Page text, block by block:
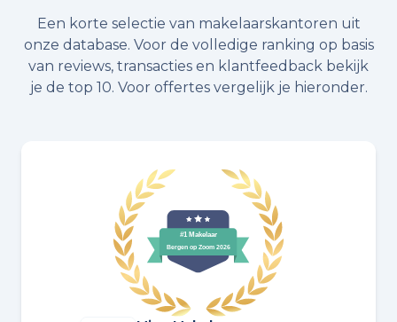
Een korte selectie van makelaarskantoren uit
onze database. Voor de volledige ranking op basis
van reviews, transacties en klantfeedback bekijk
je de top 10. Voor offertes vergelijk je hieronder.